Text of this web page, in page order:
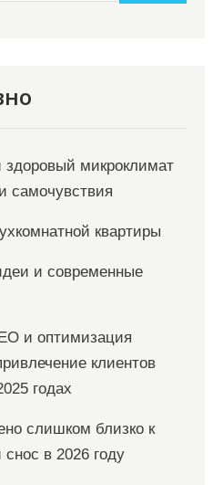
здоровый микроклимат
самочувствия
квартиры
и современные
и оптимизация
клиентов
годах
слишком близко к
в 2026 году